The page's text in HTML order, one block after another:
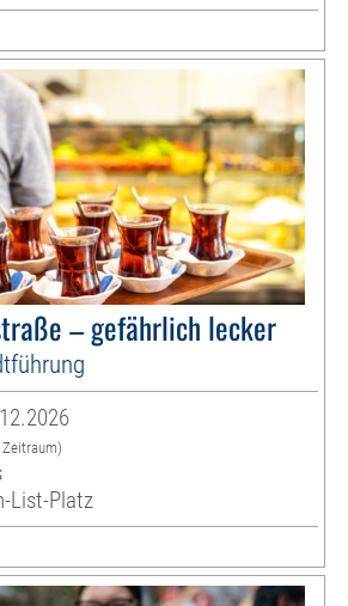
– gefährlich lecker
List-Platz